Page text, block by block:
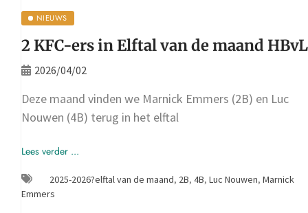
NIEUWS
2 KFC-ers in Elftal van de maand HBvL
2026/04/02
Deze maand vinden we Marnick Emmers (2B) en Luc
Nouwen (4B) terug in het elftal
Lees verder ...
2025-2026?elftal van de maand, 2B, 4B, Luc Nouwen, Marnick
Emmers